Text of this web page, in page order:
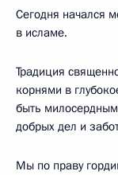
Сегодня начался
в исламе.
Традиция
корнями в
быть
добрых дел и
Мы по праву